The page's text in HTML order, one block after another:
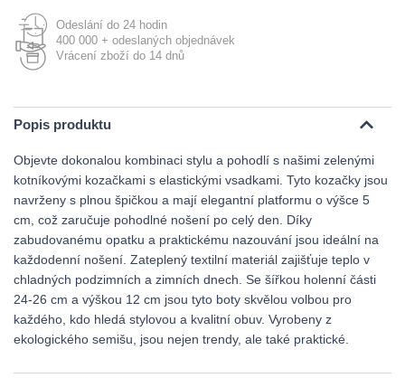
Odeslání do 24 hodin
400 000 + odeslaných objednávek
Vrácení zboží do 14 dnů
Popis produktu
Objevte dokonalou kombinaci stylu a pohodlí s našimi zelenými
kotníkovými kozačkami s elastickými vsadkami. Tyto kozačky jsou
navrženy s plnou špičkou a mají elegantní platformu o výšce 5
cm, což zaručuje pohodlné nošení po celý den. Díky
zabudovanému opatku a praktickému nazouvání jsou ideální na
každodenní nošení. Zateplený textilní materiál zajišťuje teplo v
chladných podzimních a zimních dnech. Se šířkou holenní části
24-26 cm a výškou 12 cm jsou tyto boty skvělou volbou pro
každého, kdo hledá stylovou a kvalitní obuv. Vyrobeny z
ekologického semišu, jsou nejen trendy, ale také praktické.